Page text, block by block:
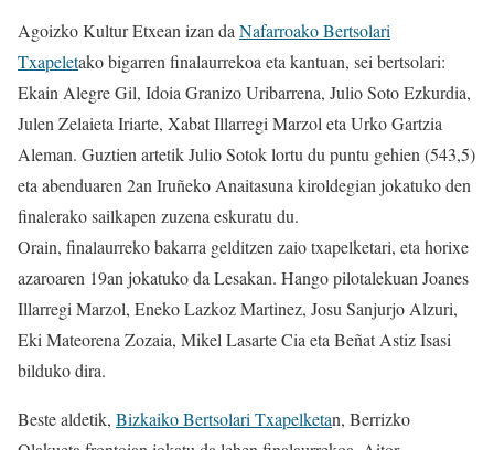
Agoizko Kultur Etxean izan daNafarroako Bertsolari
Txapeletako bigarren finalaurrekoa eta kantuan, sei bertsolari:
Ekain Alegre Gil, Idoia Granizo Uribarrena, Julio Soto Ezkurdia,
Julen Zelaieta Iriarte, Xabat Illarregi Marzol eta Urko Gartzia
Aleman. Guztien artetik Julio Sotok lortu du puntu gehien (543,5)
eta abenduaren 2an Iruñeko Anaitasuna kiroldegian jokatuko den
finalerako sailkapen zuzena eskuratu du.
Orain, finalaurreko bakarra gelditzen zaio txapelketari, eta horixe
azaroaren 19an jokatuko da Lesakan. Hango pilotalekuan Joanes
Illarregi Marzol, Eneko Lazkoz Martinez, Josu Sanjurjo Alzuri,
Eki Mateorena Zozaia, Mikel Lasarte Cia eta Beñat Astiz Isasi
bilduko dira.
Beste aldetik, Bizkaiko Bertsolari Txapelketan, Berrizko